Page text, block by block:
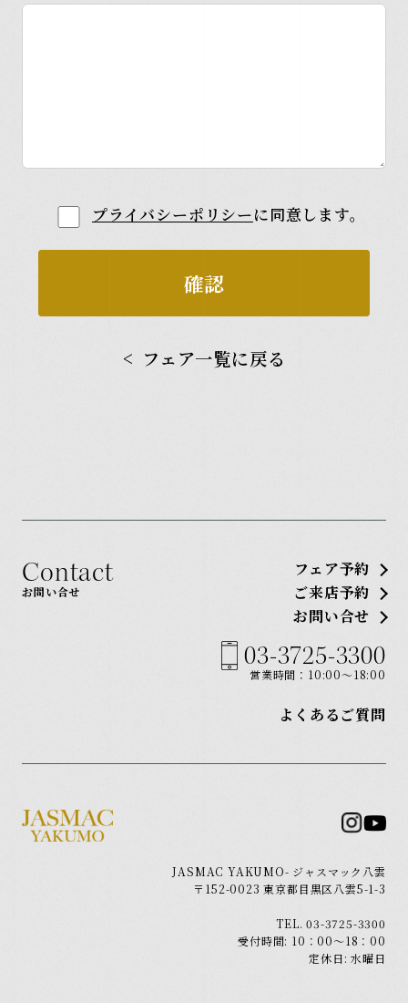
プライバシーポリシーに同意します。
フェア一覧に戻る
Contact
お問い合せ
フェア予約
ご来店予約
お問い合せ
03-3725-3300
営業時間：10:00〜18:00
よくあるご質問
JASMAC YAKUMO- ジャスマック八雲
〒152-0023 東京都目黒区八雲5-1-3
TEL. 03-3725-3300
受付時間: 10：00～18：00
定休日: 水曜日